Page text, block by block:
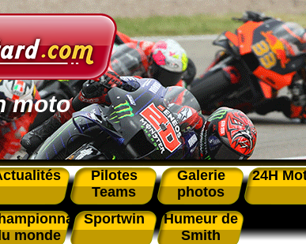
moto
Pilotes
Teams
Galerie
photos
24H
monde
Sportwin
Humeur de
Smith